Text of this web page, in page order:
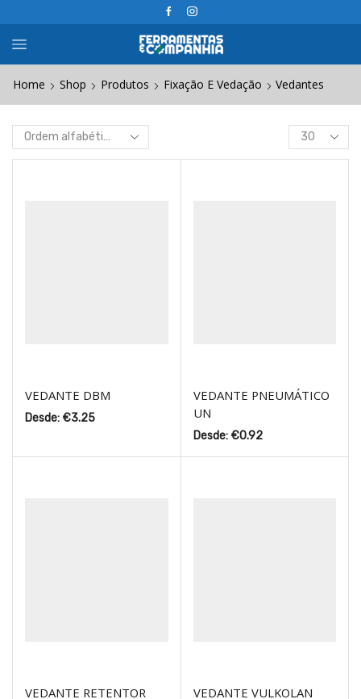
Home Shop Produtos Fixação E Vedação Vedantes
Products
per
VEDANTE DBM
Desde: €3.25
VEDANTE PNEUMÁTICO
UN
Desde: €0.92
VEDANTE RETENTOR
VEDANTE VULKOLAN